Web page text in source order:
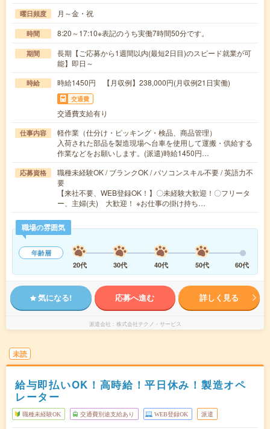
曜日頻度 月～金・祝
時間 8:20～17:10※表記のうち実働7時間50分です。
期間
長期【ご応募から1週間以内(最短2日目)のスピード就業が可
能】即日～
時給 時給1450円 【月収例】238,000円(月収例21日実働)
交通費
交通費支給有り
仕事内容
軽作業（仕分け・ピッキング・検品、商品管理）
入荷された部品を製造現場へ台車を使用して運搬・供給する
作業などをお願いします。(派遣)時給1450円…
応募資格
職種未経験OK / ブランクOK / パソコンスキル不要 / 英語力不
要
【来社不要、WEB登録OK！】〇未経験大歓迎！〇フリータ
ー、主婦(夫) 大歓迎！ ※お仕事の掛け持ち…
職場の雰囲気
年齢層
20代
30代 40代 50代 60代
気になる! 応募へ進む 詳しく見る
派遣会社 株式会社テクノ・サービス
未読
給与即払いOK！高時給！平日休み！製造オペ
レーター
職種未経験OK 交通費別途支給あり WEB登録OK 派遣